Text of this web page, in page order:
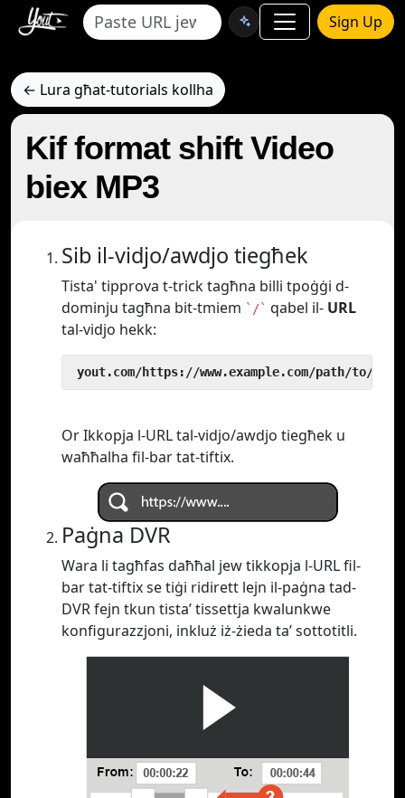
Sign Up
← Lura għat-tutorials kollha
Kif format shift Video
biex MP3
Sib il-vidjo/awdjo tiegħek
Tista' tipprova t-trick tagħna billi tpoġġi d-
dominju tagħna bit-tmiem `/` qabel il- URL
tal-vidjo hekk:
yout.com/https://www.example.com/path/to/
Or Ikkopja l-URL tal-vidjo/awdjo tiegħek u
waħħalha fil-bar tat-tiftix.
Paġna DVR
Wara li tagħfas daħħal jew tikkopja l-URL fil-
bar tat-tiftix se tiġi ridirett lejn il-paġna tad-
DVR fejn tkun tista’ tissettja kwalunkwe
konfigurazzjoni, inkluż iż-żieda ta’ sottotitli.